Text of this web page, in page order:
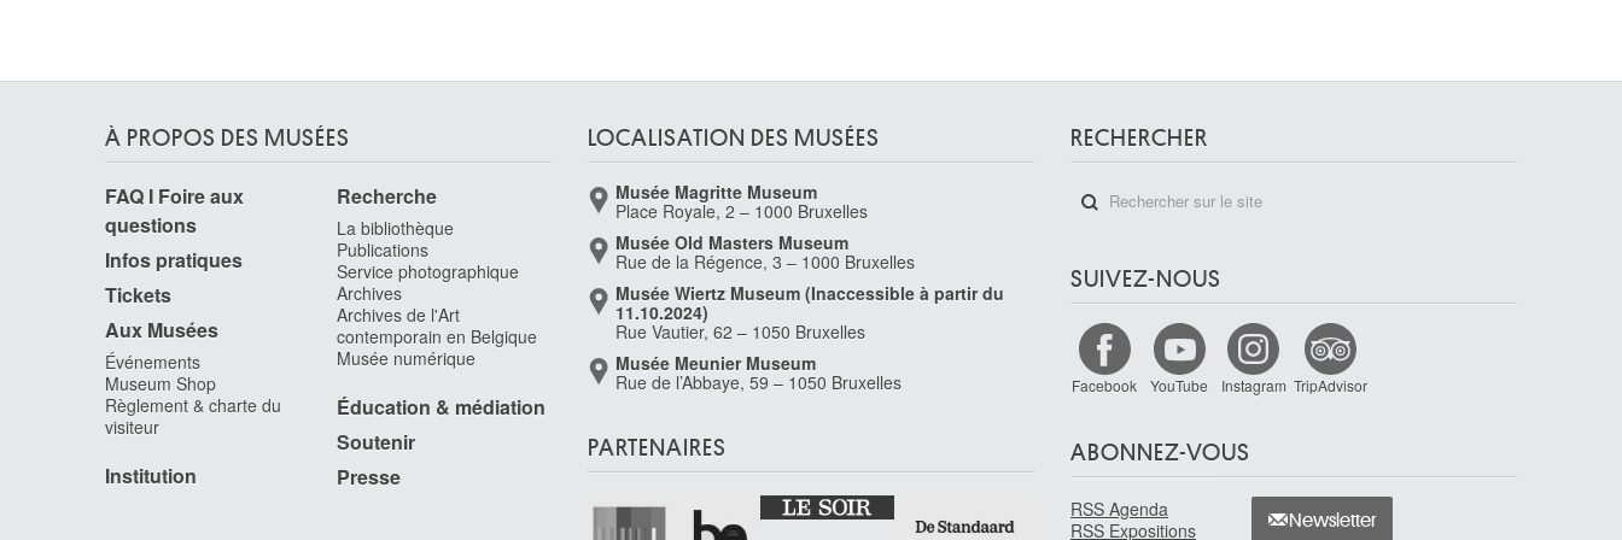
Langbehn Roger
Rotterdam (Pays-Bas) 1748 - 1805
Langlet Pierre
Bruxelles 1848 - ?
Lapicque Charles
Theizé, Rhône (France) 1898 -¨Paris (France)
Larche Raoul [LOANed Artworks]
Saint-André-de-Cubzac, Gironde (France) 1860 -
À PROPOS DES MUSÉES
FAQ I Foire aux
questions
Infos pratiques
Tickets
Aux Musées
Événements
Museum Shop
Règlement & charte du
visiteur
Institution
Recherche
La bibliothèque
Publications
Service photographique
Archives
Archives de l'Art
contemporain en Belgique
Musée numérique
Éducation & médiation
Soutenir
Presse
LOCALISATION DES MUSÉES
Musée Magritte Museum
Place Royale, 2 – 1000 Bruxelles
Musée Old Masters Museum
Rue de la Régence, 3 – 1000 Bruxelles
Musée Wiertz Museum (Inaccessible à partir du
11.10.2024)
Rue Vautier, 62 – 1050 Bruxelles
Musée Meunier Museum
Rue de l’Abbaye, 59 – 1050 Bruxelles
PARTENAIRES
RECHERCHER
SUIVEZ-NOUS
Facebook YouTube Instagram TripAdvisor
ABONNEZ-VOUS
RSS Agenda
RSS Expositions
Newsletter